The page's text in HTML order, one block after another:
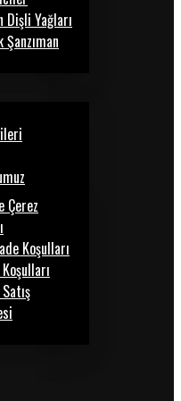
Dişli Yağları
Çerez
Koşulları